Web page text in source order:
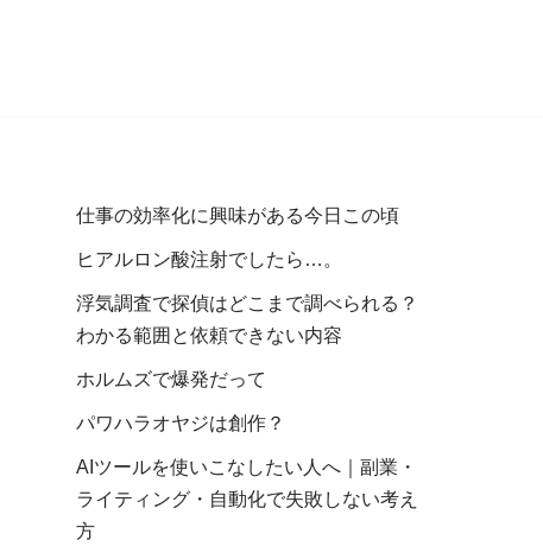
仕事の効率化に興味がある今日この頃
ヒアルロン酸注射でしたら…。
浮気調査で探偵はどこまで調べられる？
わかる範囲と依頼できない内容
ホルムズで爆発だって
パワハラオヤジは創作？
AIツールを使いこなしたい人へ｜副業・
ライティング・自動化で失敗しない考え
方